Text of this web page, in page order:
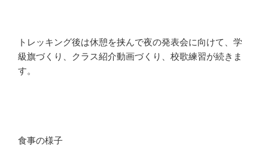
トレッキング後は休憩を挟んで夜の発表会に向けて、学
級旗づくり、クラス紹介動画づくり、校歌練習が続きま
す。
食事の様子